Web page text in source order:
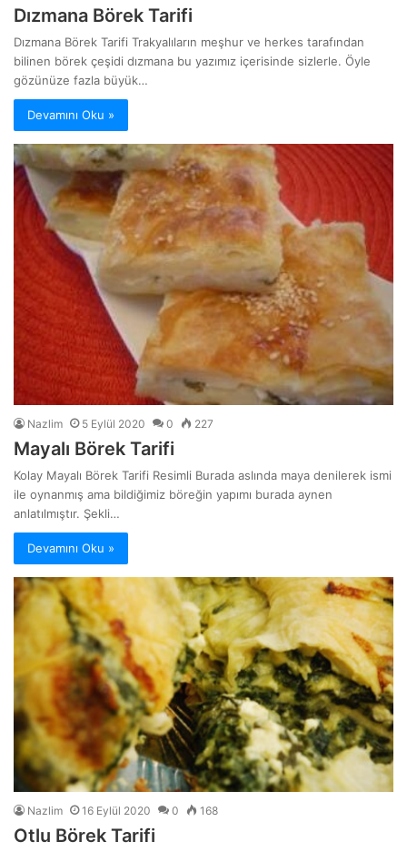
Dızmana Börek Tarifi
Dızmana Börek Tarifi Trakyalıların meşhur ve herkes tarafından
bilinen börek çeşidi dızmana bu yazımız içerisinde sizlerle. Öyle
gözünüze fazla büyük…
Devamını Oku »
Nazlim 5 Eylül 2020 0 227
Mayalı Börek Tarifi
Kolay Mayalı Börek Tarifi Resimli Burada aslında maya denilerek ismi
ile oynanmış ama bildiğimiz böreğin yapımı burada aynen
anlatılmıştır. Şekli…
Devamını Oku »
Nazlim 16 Eylül 2020 0 168
Otlu Börek Tarifi